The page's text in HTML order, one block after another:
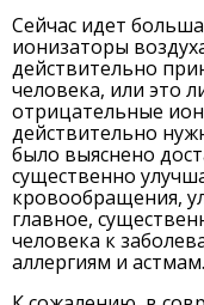
Сейчас идет
ионизаторы
действительно
человека, или это
отрицательные
действительно
было выяснено
существенно
кровообращения,
главное,
человека к
аллергиям и астмам.